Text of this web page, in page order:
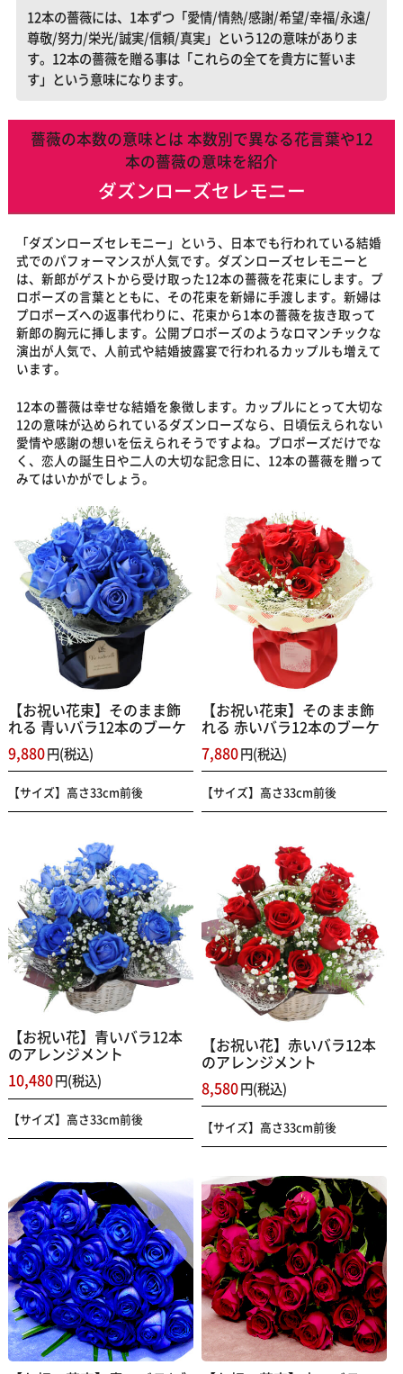
12本の薔薇には、1本ずつ「愛情/情熱/感謝/希望/幸福/永遠/
尊敬/努力/栄光/誠実/信頼/真実」という12の意味がありま
す。12本の薔薇を贈る事は「これらの全てを貴方に誓いま
す」という意味になります。
薔薇の本数の意味とは 本数別で異なる花言葉や12
本の薔薇の意味を紹介
ダズンローズセレモニー
「ダズンローズセレモニー」という、日本でも行われている結婚
式でのパフォーマンスが人気です。ダズンローズセレモニーと
は、新郎がゲストから受け取った12本の薔薇を花束にします。プ
ロポーズの言葉とともに、その花束を新婦に手渡します。新婦は
プロポーズへの返事代わりに、花束から1本の薔薇を抜き取って
新郎の胸元に挿します。公開プロポーズのようなロマンチックな
演出が人気で、人前式や結婚披露宴で行われるカップルも増えて
います。
12本の薔薇は幸せな結婚を象徴します。カップルにとって大切な
12の意味が込められているダズンローズなら、日頃伝えられない
愛情や感謝の想いを伝えられそうですよね。プロポーズだけでな
く、恋人の誕生日や二人の大切な記念日に、12本の薔薇を贈って
みてはいかがでしょう。
【お祝い花束】そのまま飾
れる 青いバラ12本のブーケ
9,880円(税込)
【サイズ】高さ33cm前後
【お祝い花束】そのまま飾
れる 赤いバラ12本のブーケ
7,880円(税込)
【サイズ】高さ33cm前後
【お祝い花】青いバラ12本
のアレンジメント
10,480円(税込)
【サイズ】高さ33cm前後
【お祝い花】赤いバラ12本
のアレンジメント
8,580円(税込)
【サイズ】高さ33cm前後